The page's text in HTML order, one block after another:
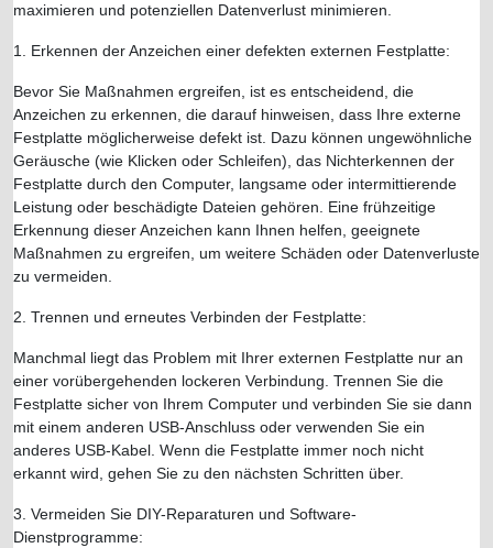
maximieren und potenziellen Datenverlust minimieren.
1. Erkennen der Anzeichen einer defekten externen Festplatte:
Bevor Sie Maßnahmen ergreifen, ist es entscheidend, die
Anzeichen zu erkennen, die darauf hinweisen, dass Ihre externe
Festplatte möglicherweise defekt ist. Dazu können ungewöhnliche
Geräusche (wie Klicken oder Schleifen), das Nichterkennen der
Festplatte durch den Computer, langsame oder intermittierende
Leistung oder beschädigte Dateien gehören. Eine frühzeitige
Erkennung dieser Anzeichen kann Ihnen helfen, geeignete
Maßnahmen zu ergreifen, um weitere Schäden oder Datenverluste
zu vermeiden.
2. Trennen und erneutes Verbinden der Festplatte:
Manchmal liegt das Problem mit Ihrer externen Festplatte nur an
einer vorübergehenden lockeren Verbindung. Trennen Sie die
Festplatte sicher von Ihrem Computer und verbinden Sie sie dann
mit einem anderen USB-Anschluss oder verwenden Sie ein
anderes USB-Kabel. Wenn die Festplatte immer noch nicht
erkannt wird, gehen Sie zu den nächsten Schritten über.
3. Vermeiden Sie DIY-Reparaturen und Software-
Dienstprogramme: